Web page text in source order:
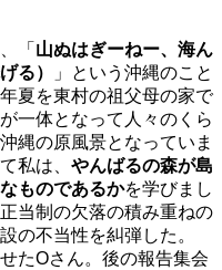
「 山ぬはぎーねー、海ん
る）
」という沖縄のこと
夏を東村の祖父母の家で
一体となって人々のくら
縄の原風景となっていま
私は、 やんばるの森が島
ものであるかを学びまし
当制の欠落の積み重ねの
の不当性を糾弾した。
たOさん。後の報告集会